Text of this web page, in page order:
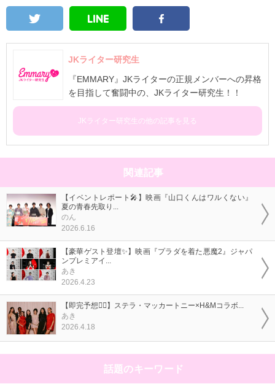
JKライター研究生
『EMMARY』JKライターの正規メンバーへの昇格
を目指して奮闘中の、JKライター研究生！！
JKライター研究生の他の記事を見る
関連記事
【イベントレポート🎤】映画『山口くんはワルくない』
夏の青春先取り...
のん
2026.6.16
【豪華ゲスト登壇✨】映画『プラダを着た悪魔2』ジャパ
ンプレミアイ...
あき
2026.4.23
【即完予想❤️‍🔥】ステラ・マッカートニー×H&Mコラボ...
あき
2026.4.18
話題のキーワード